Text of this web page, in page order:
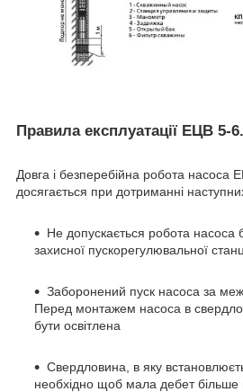
Правила експлуатації ЕЦВ 5-
Довга і безперебійна робота насоса
досягається при дотриманні
Не допускається робота насоса
захисної пускорегулювальної
Заборонений пуск насоса за
Перед монтажем насоса в
бути освітлена
Свердловина, в яку
необхідно щоб мала дебет більше